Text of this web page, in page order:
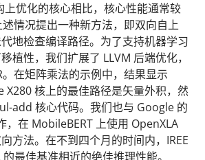
上优化的核心相比，核心性能通常较
情况提出一种新方法，即双向自上
地检查编译路径。为了支持机器学习
植性，我们扩展了 LLVM 后端优化，
在矩阵乘法的示例中，结果显示
X280 核上的最佳路径是矢量外积，然
add 核心代码。我们也与 Google 的
，在 MobileBERT 上使用 OpenXLA
方法。在不到四个月的时间内，IREE
最佳基准相近的绝佳推理性能。